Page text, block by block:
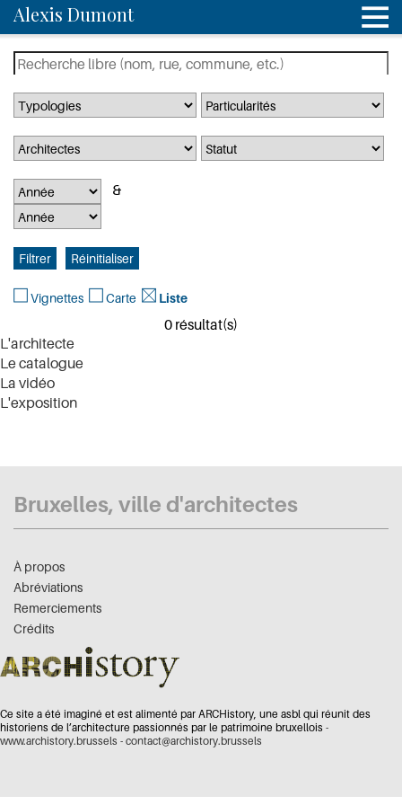
Alexis Dumont
Vignettes Carte Liste
0 résultat(s)
L'architecte
Le catalogue
La vidéo
L'exposition
Bruxelles, ville d'architectes
À propos
Abréviations
Remerciements
Crédits
Ce site a été imaginé et est alimenté par ARCHistory, une asbl qui réunit des
historiens de l’architecture passionnés par le patrimoine bruxellois -
www.archistory.brussels - contact@archistory.brussels